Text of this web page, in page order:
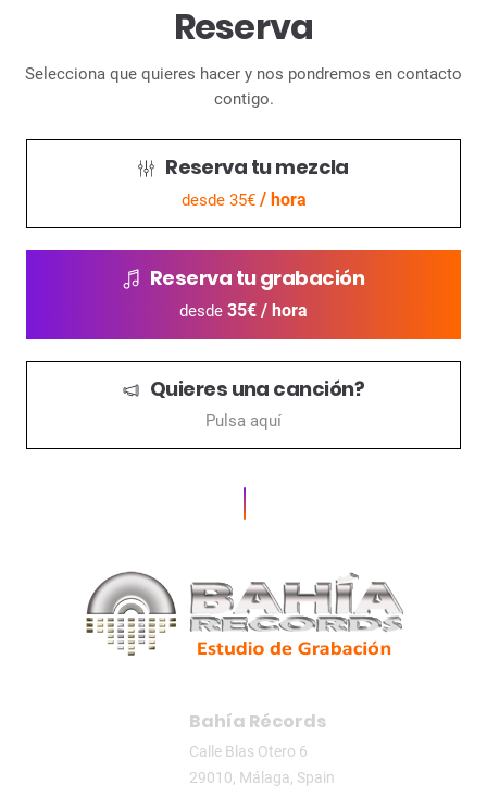
Reserva
Selecciona que quieres hacer y nos pondremos en contacto
contigo.
Reserva tu mezcla
desde 35€/ hora
Reserva tu grabación
desde 35€ / hora
Quieres una canción?
Pulsa aquí
Bahía Récords
Calle Blas Otero 6
29010, Málaga, Spain